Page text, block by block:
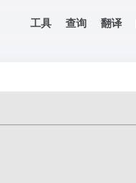
工具 查询 翻译